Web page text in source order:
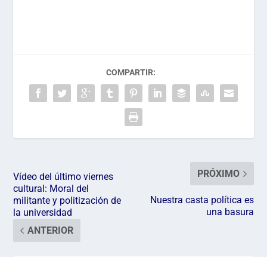
COMPARTIR:
Vídeo del último viernes
cultural: Moral del
militante y politización de
la universidad
ANTERIOR
PRÓXIMO
Nuestra casta política es
una basura